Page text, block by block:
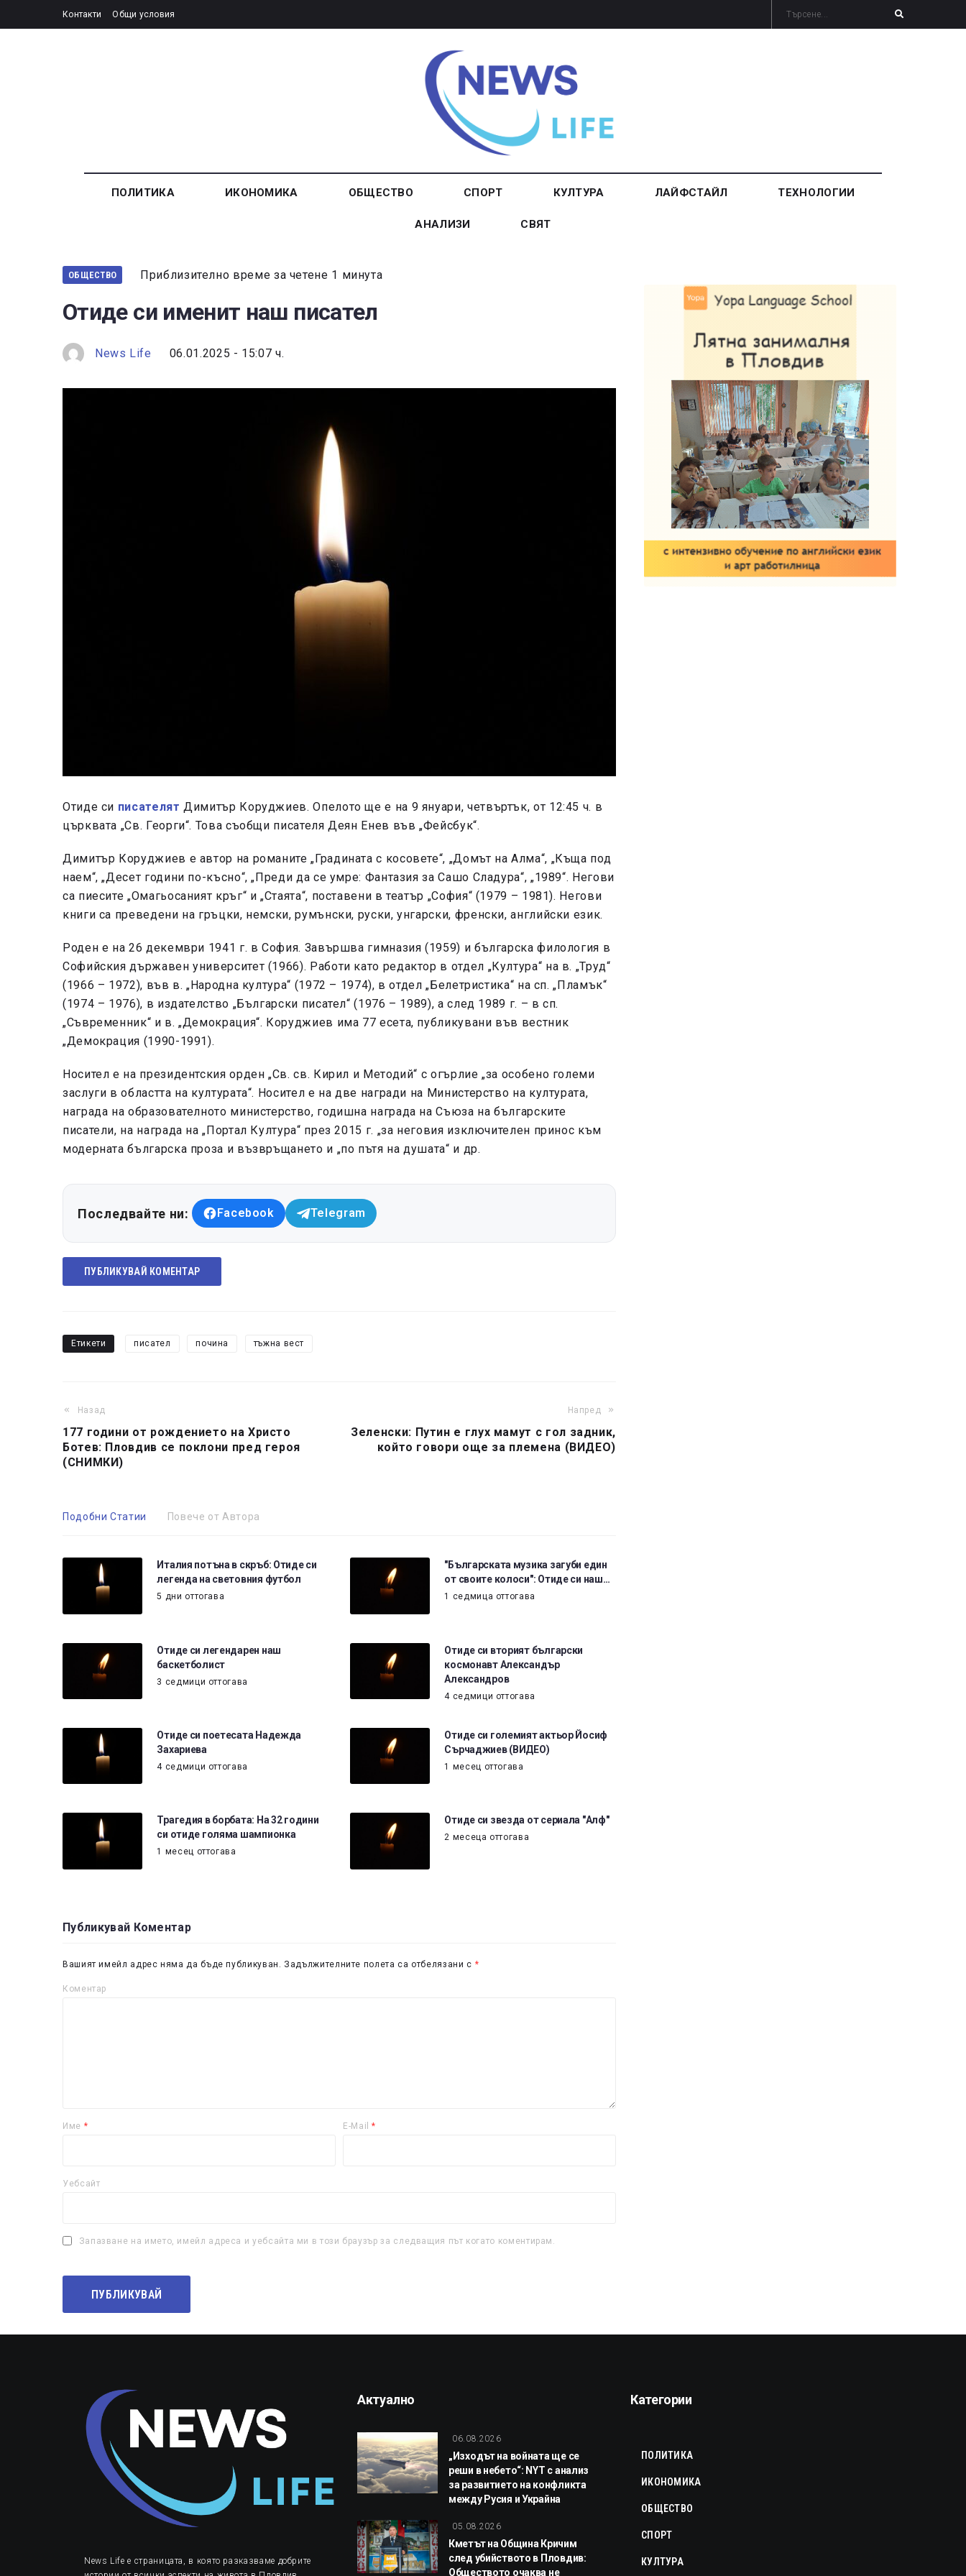
Контакти Общи условия
ПОЛИТИКА ИКОНОМИКА ОБЩЕСТВО СПОРТ КУЛТУРА ЛАЙФСТАЙЛ ТЕХНОЛОГИИ
АНАЛИЗИ СВЯТ
ОБЩЕСТВО Приблизително време за четене 1 минута
Отиде си именит наш писател
News Life 06.01.2025 - 15:07 ч.
Отиде си писателят Димитър Коруджиев. Опелото ще е на 9 януари, четвъртък, от 12:45 ч. в
църквата „Св. Георги“. Това съобщи писателя Деян Енев във „Фейсбук“.
Димитър Коруджиев е автор на романите „Градината с косовете“, „Домът на Алма“, „Къща под
наем“, „Десет години по-късно“, „Преди да се умре: Фантазия за Сашо Сладура“, „1989“. Негови
са пиесите „Омагьосаният кръг“ и „Стаята“, поставени в театър „София“ (1979 – 1981). Негови
книги са преведени на гръцки, немски, румънски, руски, унгарски, френски, английски език.
Роден е на 26 декември 1941 г. в София. Завършва гимназия (1959) и българска филология в
Софийския държавен университет (1966). Работи като редактор в отдел „Култура“ на в. „Труд“
(1966 – 1972), във в. „Народна култура“ (1972 – 1974), в отдел „Белетристика“ на сп. „Пламък“
(1974 – 1976), в издателство „Български писател“ (1976 – 1989), а след 1989 г. – в сп.
„Съвременник“ и в. „Демокрация“. Коруджиев има 77 есета, публикувани във вестник
„Демокрация (1990-1991).
Носител е на президентския орден „Св. св. Кирил и Методий“ с огърлие „за особено големи
заслуги в областта на културата“. Носител е на две награди на Министерство на културата,
награда на образователното министерство, годишна награда на Съюза на българските
писатели, на награда на „Портал Култура“ през 2015 г. „за неговия изключителен принос към
модерната българска проза и възвръщането и „по пътя на душата“ и др.
Последвайте ни: Facebook Telegram
ПУБЛИКУВАЙ КОМЕНТАР
Етикети писател почина тъжна вест
Назад
177 години от рождението на Христо
Ботев: Пловдив се поклони пред героя
(СНИМКИ)
Напред
Зеленски: Путин е глух мамут с гол задник,
който говори още за племена (ВИДЕО)
Подобни Статии Повече от Автора
Италия потъна в скръб: Отиде си
легенда на световния футбол
5 дни оттогава
"Българската музика загуби един
от своите колоси": Отиде си наш…
1 седмица оттогава
Отиде си легендарен наш
баскетболист
3 седмици оттогава
Отиде си вторият български
космонавт Александър
Александров
4 седмици оттогава
Отиде си поетесата Надежда
Захариева
4 седмици оттогава
Отиде си големият актьор Йосиф
Сърчаджиев (ВИДЕО)
1 месец оттогава
Трагедия в борбата: На 32 години
си отиде голяма шампионка
1 месец оттогава
Отиде си звезда от сериала "Алф"
2 месеца оттогава
Публикувай Коментар
Вашият имейл адрес няма да бъде публикуван. Задължителните полета са отбелязани с *
Коментар
Име * E-Mail*
Уебсайт
Запазване на името, имейл адреса и уебсайта ми в този браузър за следващия път когато коментирам.
News Life е страницата, в която разказваме добрите
Актуално
06.08.2026
„Изходът на войната ще се
реши в небето“: NYT с анализ
за развитието на конфликта
между Русия и Украйна
05.08.2026
Кметът на Община Кричим
след убийството в Пловдив:
Обществото очаква не
Категории
ПОЛИТИКА
ИКОНОМИКА
ОБЩЕСТВО
СПОРТ
КУЛТУРА